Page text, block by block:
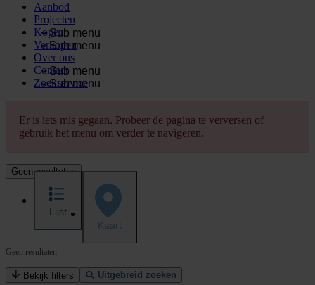
Aanbod
Projecten
Sub menu
Kopen
Sub menu
Verkopen
Over ons
Sub menu
Contact
Sub menu
Zoekservice
Er is iets mis gegaan. Probeer de pagina te verversen of
gebruik het menu om verder te navigeren.
Geen resultaten
Lijst
Kaart
Geen resultaten
Bekijk filters Uitgebreid zoeken